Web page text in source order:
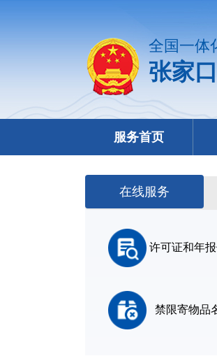
全国一体
张家
服务首页
在线服务
许可证和年
禁限寄物品